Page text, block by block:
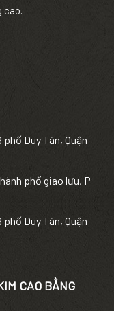
cao.
Duy Tân, Quận
phố giao lưu, P
Duy Tân, Quận
CAO BẰNG